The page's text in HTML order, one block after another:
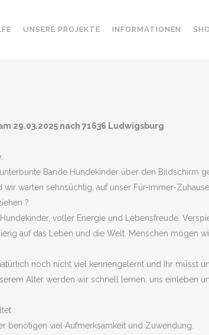
UNSERE PROJEKTE INFORMATIONEN
29.03.2025 nach 71636 Ludwigsburg
Bande Hundekinder über den Bildschirm
wir warten sehnsüchtig, auf unser Für-immer-
?
voller Energie und Lebensfreude.
auf das Leben und die Welt. Menschen mögen
noch nicht viel kennengelernt und Ihr müsst
Alter werden wir schnell lernen, uns einleben
:
benötigen viel Aufmerksamkeit und Zuwendung.